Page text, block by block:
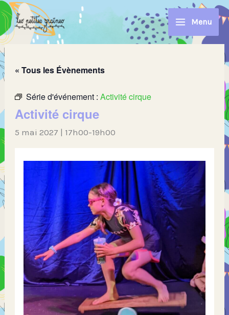
Aller
au
contenu
Menu
« Tous les Évènements
Série d'événement :Activité cirque
Activité cirque
5 mai 2027 | 17h00-19h00